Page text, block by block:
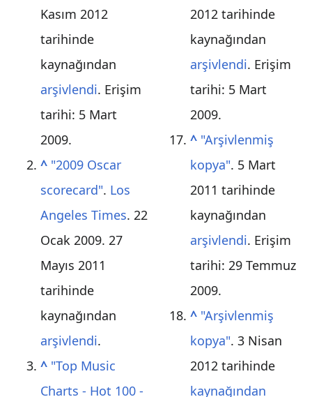
Kasım 2012
tarihinde
kaynağından
arşivlendi. Erişim
tarihi: 5 Mart
2009.
^ "2009 Oscar
scorecard". Los
Angeles Times. 22
Ocak 2009. 27
Mayıs 2011
tarihinde
kaynağından
arşivlendi.
^ "Top Music
Charts - Hot 100 -
2012 tarihinde
kaynağından
arşivlendi. Erişim
tarihi: 5 Mart
2009.
^ "Arşivlenmiş
kopya". 5 Mart
2011 tarihinde
kaynağından
arşivlendi. Erişim
tarihi: 29 Temmuz
2009.
^ "Arşivlenmiş
kopya". 3 Nisan
2012 tarihinde
kaynağından